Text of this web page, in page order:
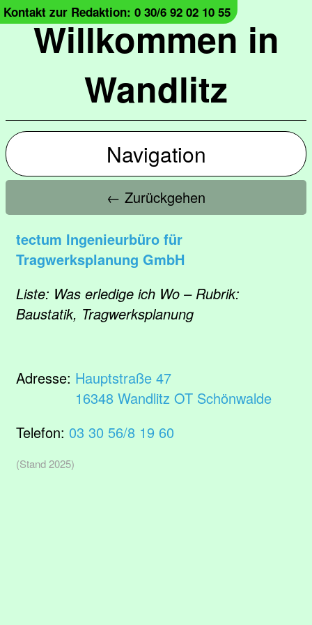
Willkommen in
Wandlitz
Kontakt zur Redaktion: 0 30/6 92 02 10 55
Navigation
← Zurückgehen
tectum Ingenieurbüro für
Tragwerksplanung GmbH
Liste: Was erledige ich Wo – Rubrik:
Baustatik, Tragwerksplanung
Adresse: Hauptstraße 47
16348 Wandlitz OT Schönwalde
Telefon: 03 30 56/8 19 60
(Stand 2025)